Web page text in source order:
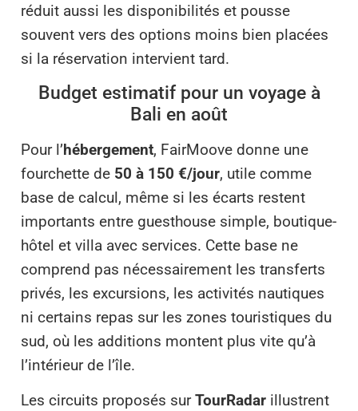
réduit aussi les disponibilités et pousse
souvent vers des options moins bien placées
si la réservation intervient tard.
Budget estimatif pour un voyage à
Bali en août
Pour l’hébergement, FairMoove donne une
fourchette de 50 à 150 €/jour, utile comme
base de calcul, même si les écarts restent
importants entre guesthouse simple, boutique-
hôtel et villa avec services. Cette base ne
comprend pas nécessairement les transferts
privés, les excursions, les activités nautiques
ni certains repas sur les zones touristiques du
sud, où les additions montent plus vite qu’à
l’intérieur de l’île.
Les circuits proposés surTourRadar illustrent